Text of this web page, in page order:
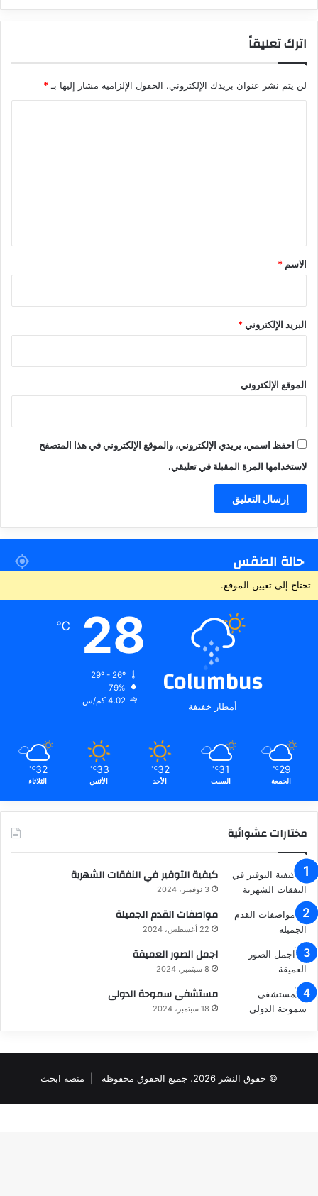
اترك تعليقاً
لن يتم نشر عنوان بريدك الإلكتروني. الحقول الإلزامية مشار إليها بـ*
*
الاسم *
البريد الإلكتروني*
الموقع الإلكتروني
احفظ اسمي، بريدي الإلكتروني، والموقع الإلكتروني في هذا المتصفح
لاستخدامها المرة المقبلة في تعليقي.
حالة الطقس
تحتاج إلى تعيين الموقع.
Columbus
أمطار خفيفة
28
℃
79%
4.02 كم/س
29
℃
الجمعة
31
℃
السبت
32
℃
الأحد
33
℃
الأثنين
32
℃
الثلاثاء
مختارات عشوائية
كيفية التوفير في النفقات الشهرية
3 نوفمبر، 2024
مواصفات القدم الجميلة
22 أغسطس، 2024
اجمل الصور العميقة
8 سبتمبر، 2024
مستشفى سموحة الدولى
18 سبتمبر، 2024
© حقوق النشر 2026، جميع الحقوق محفوظة | منصة ابحث